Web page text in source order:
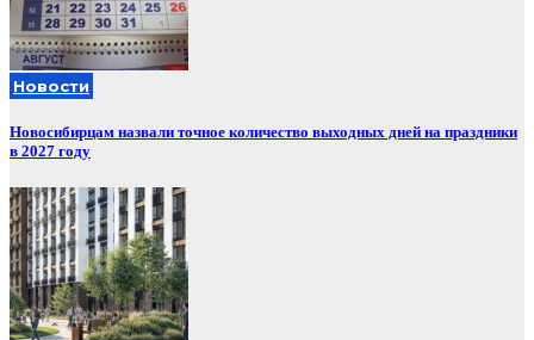
Новости
Новосибирцам назвали точное количество выходных дней на праздники
в 2027 году